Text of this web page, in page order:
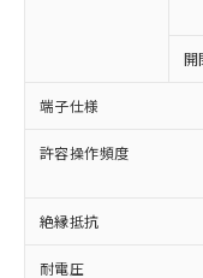
開
端子仕様
許容操作頻度
絶縁抵抗
耐電圧
以下の条件
本サ
商品
(税抜)
当社
本サ
対応予定な
非含有に非
調査・確認
非含有の対
商品です。
害物質有無
仕入先様の
いたものが
「○」：最
基準値以下
「×」：最
基準値を超
当社